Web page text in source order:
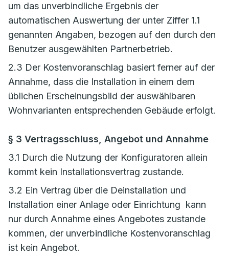
um das unverbindliche Ergebnis der
automatischen Auswertung der unter Ziffer 1.1
genannten Angaben, bezogen auf den durch den
Benutzer ausgewählten Partnerbetrieb.
2.3 Der Kostenvoranschlag basiert ferner auf der
Annahme, dass die Installation in einem dem
üblichen Erscheinungsbild der auswählbaren
Wohnvarianten entsprechenden Gebäude erfolgt.
§ 3 Vertragsschluss, Angebot und Annahme
3.1 Durch die Nutzung der Konfiguratoren allein
kommt kein Installationsvertrag zustande.
3.2 Ein Vertrag über die Deinstallation und
Installation einer Anlage oder Einrichtung kann
nur durch Annahme eines Angebotes zustande
kommen, der unverbindliche Kostenvoranschlag
ist kein Angebot.